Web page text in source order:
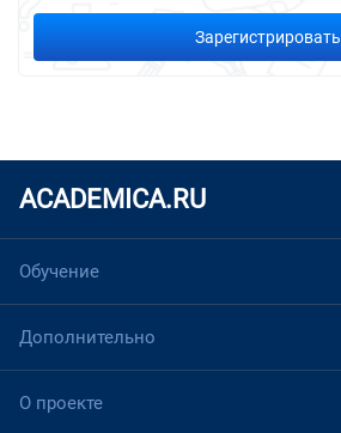
Зарегистрировать
ACADEMICA.RU
Обучение
Дополнительно
О проекте